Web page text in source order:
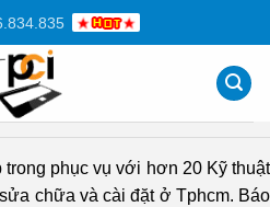
trong phục vụ với hơn 20 Kỹ thuật
chữa và cài đặt ở Tphcm. Báo